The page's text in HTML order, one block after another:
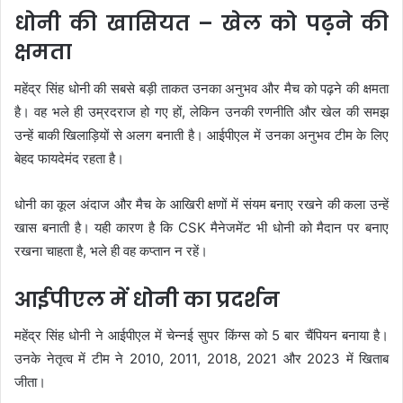
धोनी की खासियत – खेल को पढ़ने की
क्षमता
महेंद्र सिंह धोनी की सबसे बड़ी ताकत उनका अनुभव और मैच को पढ़ने की क्षमता
है। वह भले ही उम्रदराज हो गए हों, लेकिन उनकी रणनीति और खेल की समझ
उन्हें बाकी खिलाड़ियों से अलग बनाती है। आईपीएल में उनका अनुभव टीम के लिए
बेहद फायदेमंद रहता है।
धोनी का कूल अंदाज और मैच के आखिरी क्षणों में संयम बनाए रखने की कला उन्हें
खास बनाती है। यही कारण है कि CSK मैनेजमेंट भी धोनी को मैदान पर बनाए
रखना चाहता है, भले ही वह कप्तान न रहें।
आईपीएल में धोनी का प्रदर्शन
महेंद्र सिंह धोनी ने आईपीएल में चेन्नई सुपर किंग्स को 5 बार चैंपियन बनाया है।
उनके नेतृत्व में टीम ने 2010, 2011, 2018, 2021 और 2023 में खिताब
जीता।